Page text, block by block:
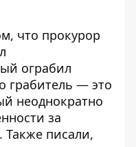
что прокурор
ограбил
грабитель — это
неоднократно
за
Также писали,